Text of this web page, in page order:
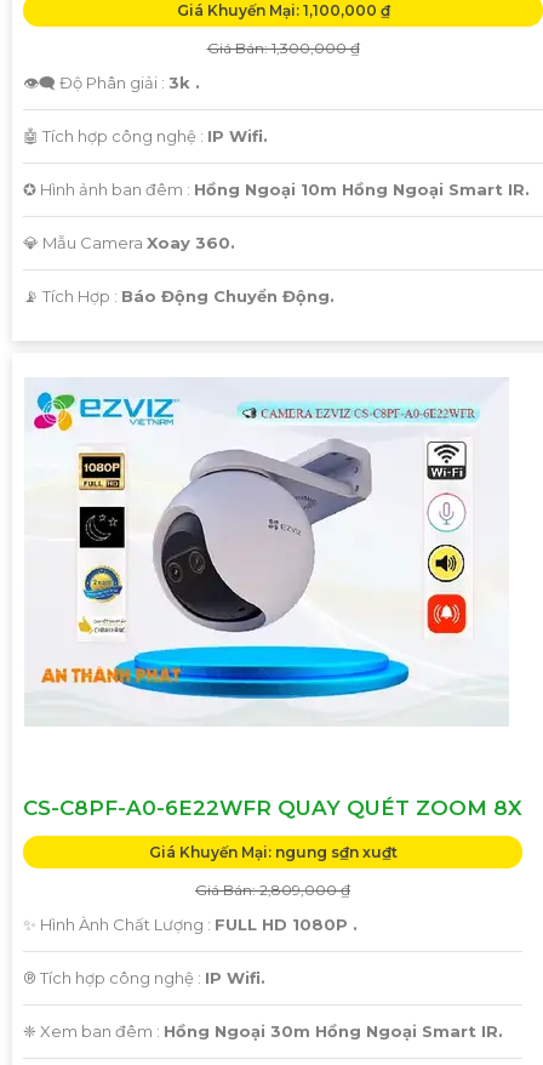
Giá Khuyến Mại: 1,100,000 ₫
Giá Bán: 1,300,000 ₫
👁️‍🗨 Độ Phân giải : 3k .
🤖️ Tích hợp công nghệ : IP Wifi.
✪ Hình ảnh ban đêm : Hồng Ngoại 10m Hồng Ngoại Smart IR.
💎 Mẫu Camera Xoay 360.
️📡 Tích Hợp : Báo Động Chuyển Động.
CS-C8PF-A0-6E22WFR QUAY QUÉT ZOOM 8X
Giá Khuyến Mại: ngung s₫n xu₫t
Giá Bán: 2,809,000 ₫
✨ Hình Ành Chất Lượng : FULL HD 1080P .
®️ Tích hợp công nghệ : IP Wifi.
❈ Xem ban đêm : Hồng Ngoại 30m Hồng Ngoại Smart IR.